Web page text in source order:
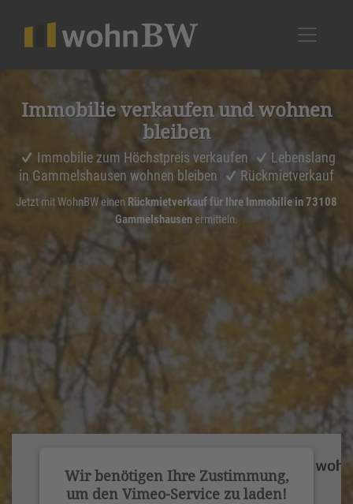
Immobilie verkaufen und wohnen
bleiben
Immobilie zum Höchstpreis verkaufen
Lebenslang
in Gammelshausen wohnen bleiben
Rückmietverkauf
Jetzt mit WohnBW einen Rückmietverkauf für Ihre Immobilie in 73108
Gammelshausen ermitteln.
Wir benötigen Ihre Zustimmung,
um den Vimeo-Service zu laden!